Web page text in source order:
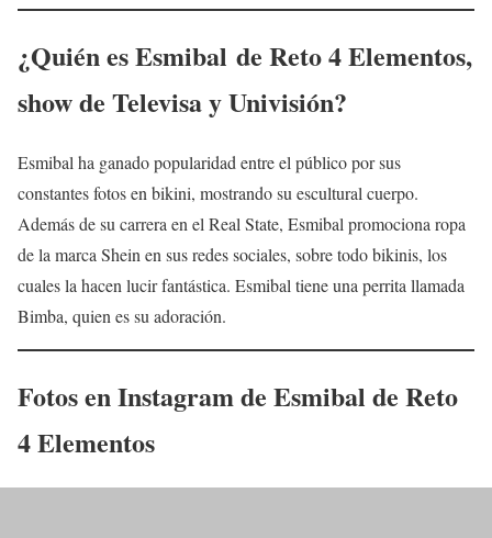
¿Quién esEsmibal de Reto 4 Elementos,
show de Televisa y Univisión?
Esmibal ha ganado popularidad entre el público por sus
constantes fotos en bikini, mostrando su escultural cuerpo.
Además de su carrera en el Real State, Esmibal promociona ropa
de la marca Shein en sus redes sociales, sobre todo bikinis, los
cuales la hacen lucir fantástica. Esmibal tiene una perrita llamada
Bimba, quien es su adoración.
Fotos en Instagram de Esmibal de Reto
4 Elementos